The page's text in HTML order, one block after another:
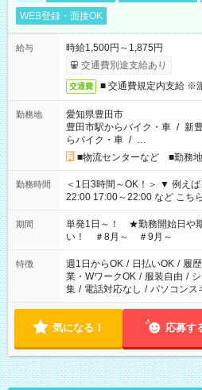
WEB登録・面接OK
給与
時給1,500円～1,875円
交通費別途支給あり
交通費 ■ 交通費規定内支給 ※
勤務地
愛知県豊田市
豊田市駅からバイク・車 / 新
らバイク・車 / …
■物流センターなど ■勤務
勤務時間
＜1日3時間～OK！＞ ▼ 例えば… ▼ 15:00～18:00 15:00～
22:00 17:00～22:00 など こちら以外の時間もお気軽にご相談く
ださい！
期間
単発1日～！ ★勤務開始日や
い！ ＃8月～ ＃9月～
特徴 週1日からOK / 日払いOK / 履
業・WワークOK / 服装自由 /
集 / 電話対応なし / パソコンス
気になる！ 応募す